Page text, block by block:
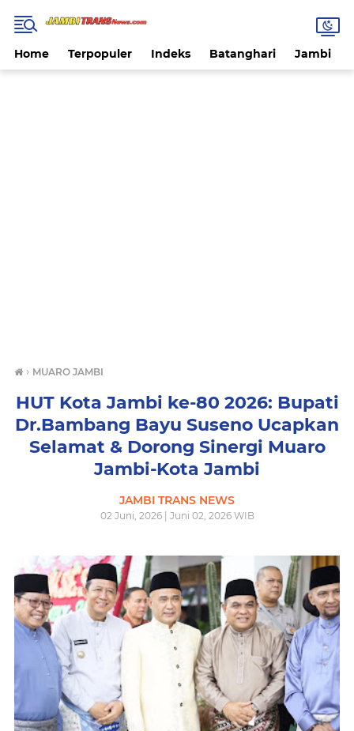
Home Terpopuler Indeks Batanghari Jambi
› MUARO JAMBI
HUT Kota Jambi ke-80 2026: Bupati
Dr.Bambang Bayu Suseno Ucapkan
Selamat & Dorong Sinergi Muaro
Jambi-Kota Jambi
JAMBI TRANS NEWS
02 Juni, 2026 | Juni 02, 2026 WIB